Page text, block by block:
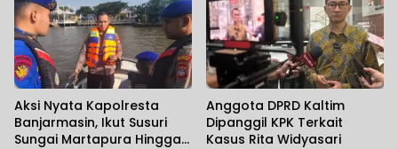
Aksi Nyata Kapolresta
Banjarmasin, Ikut Susuri
Sungai Martapura Hingga
Anggota DPRD Kaltim
Dipanggil KPK Terkait
Kasus Rita Widyasari